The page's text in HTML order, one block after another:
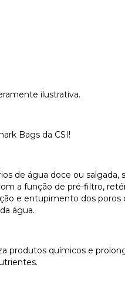
ilustrativa.
Bags da CSI!
de água doce ou salgada,
a função de pré-filtro,
e entupimento dos poros
água.
produtos químicos e